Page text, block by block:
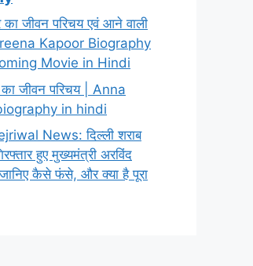
का जीवन परिचय एवं आने वाली
Kapoor Biography
Movie in Hindi
का जीवन परिचय | Anna
in hindi
News: दिल्ली शराब
हुए मुख्यमंत्री अरविंद
कैसे फंसे, और क्या है पूरा